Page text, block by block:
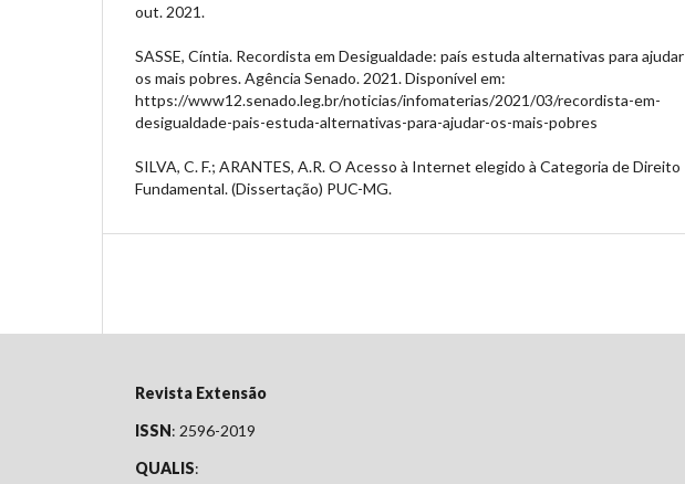
out. 2021.
SASSE, Cíntia. Recordista em Desigualdade: país estuda alternativas para ajudar
os mais pobres. Agência Senado. 2021. Disponível em:
https://www12.senado.leg.br/noticias/infomaterias/2021/03/recordista-em-
desigualdade-pais-estuda-alternativas-para-ajudar-os-mais-pobres
SILVA, C. F.; ARANTES, A.R. O Acesso à Internet elegido à Categoria de Direito
Fundamental. (Dissertação) PUC-MG.
Revista Extensão
ISSN: 2596-2019
QUALIS: